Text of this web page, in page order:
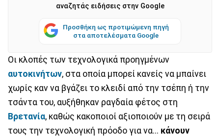
αναζητάς ειδήσεις στην Google
Προσθήκη ως προτιμώμενη πηγή
στα αποτελέσματα Google
Οι κλοπές των τεχνολογικά προηγμένων
αυτοκινήτων, στα οποία μπορεί κανείς να μπαίνει
χωρίς καν να βγάζει το κλειδί από την τσέπη ή την
τσάντα του, αυξήθηκαν ραγδαία φέτος στη
Βρετανία, καθώς κακοποιοί αξιοποιούν με τη σειρά
τους την τεχνολογική πρόοδο για να... κάνουν